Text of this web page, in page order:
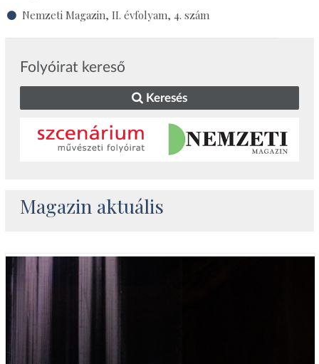
Nemzeti Magazin, II. évfolyam, 4. szám
Folyóirat kereső
Keresés
Magazin aktuális